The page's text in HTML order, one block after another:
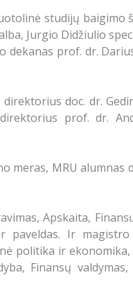
studijų baigimo
Jurgio Didžiulio
prof. dr.
doc. dr.
prof. dr.
meras, MRU alumnas
Apskaita,
Ir magistro
politika ir
Finansų